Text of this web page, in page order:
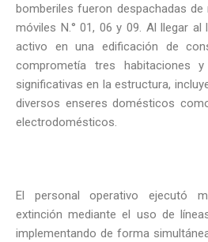
bomberiles fueron despachadas
móviles N.° 01, 06 y 09. Al llegar al
activo en una edificación de
comprometía tres habitaciones
significativas en la estructura,
diversos enseres domésticos
electrodomésticos.
El personal operativo ejecutó
extinción mediante el uso de
implementando de forma